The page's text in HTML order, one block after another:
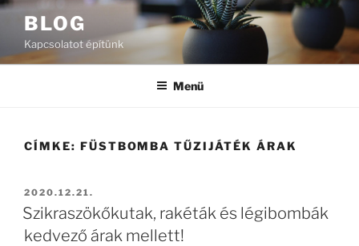
Tartalomhoz
BLOG
Kapcsolatot építünk
Menü
CÍMKE: FÜSTBOMBA TŰZIJÁTÉK ÁRAK
BEKÜLDVE:
2020.12.21.
Szikraszökőkutak, rakéták és légibombák
kedvező árak mellett!